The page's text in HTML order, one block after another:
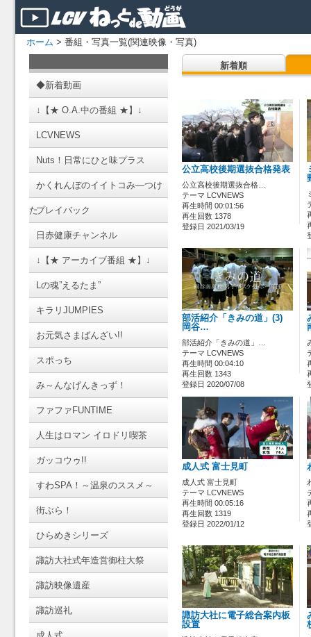
ホーム > 番組・写真一覧(関連映像・写真)
◆新着動画
↓【★ O.A.中の番組 ★】↓
LCVNEWS
Nuts！日常にひと味プラス
かくれんぼのイイトコみ―つけ
たプレイバック
日赤健康チャンネル
↓【★ アーカイブ番組 ★】↓
Lの魂”えるたま”
キラリJUMPIES
お元気さまばんざい!!
スポっち
み～んなげんきっず！
ファファFUNTIME
人生はロマン イロドリ喫茶
ガッコウゥ!!
すわSPA！～温泉のススメ～
街ぶら！
ひらめきシリーズ
諏訪大社式年造営御柱大祭
諏訪映像遺産
諏訪巡礼
新着順
公立高校後期選抜合格発表
公立高校後期選抜合格…
テーマ LCVNEWS
再生時間 00:01:56
再生回数 1378
登録日 2021/03/19
部活紹介「きみの道」(3)
岡谷…
部活紹介「きみの道」…
テーマ LCVNEWS
再生時間 00:04:10
再生回数 1343
登録日 2020/07/08
成人式 富士見町
成人式 富士見町
テーマ LCVNEWS
再生時間 00:05:16
再生回数 1319
登録日 2022/01/12
諏訪大社に電子総合案内板
設置